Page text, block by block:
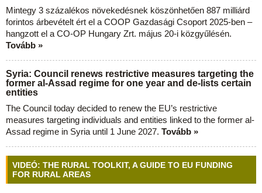
Mintegy 3 százalékos növekedésnek köszönhetően 887 milliárd
forintos árbevételt ért el a COOP Gazdasági Csoport 2025-ben –
hangzott el a CO-OP Hungary Zrt. május 20-i közgyűlésén.
Tovább »
Syria: Council renews restrictive measures targeting the
former al-Assad regime for one year and de-lists certain
entities
The Council today decided to renew the EU’s restrictive
measures targeting individuals and entities linked to the former al-
Assad regime in Syria until 1 June 2027. Tovább »
VIDEÓ: THE RURAL TOOLKIT, A GUIDE TO EU FUNDING
FOR RURAL AREAS